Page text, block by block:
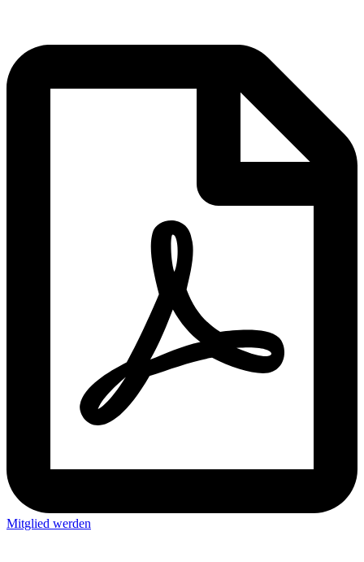
Mitglied werden